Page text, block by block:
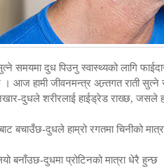
समयमा दुध पिउनु स्वास्थ्यको लागि
। आज हामी जीवनमन्त्र अन्र्तगत राती
दुधले शरीरलाई हाईड्रेड राख्छ, जसले
बचाउँछ-दुधले हाम्रो रगतमा चिनीको
बनाँउछ-दुधमा प्रोटिनको मात्रा धेरै हुन्छ